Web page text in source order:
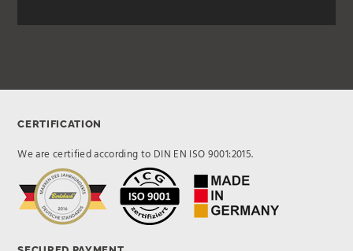
CERTIFICATION
We are certified according to DIN EN ISO 9001:2015.